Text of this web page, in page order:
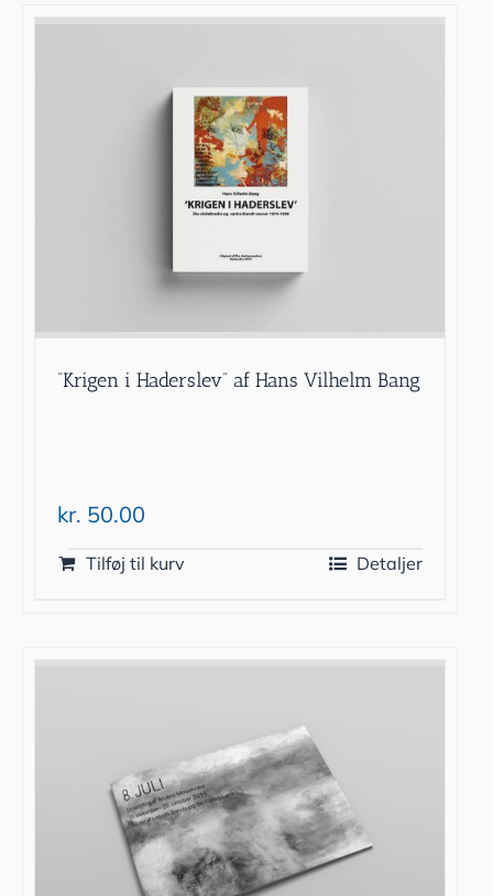
“Krigen i Haderslev” af Hans Vilhelm Bang
kr. 50.00
Tilføj til kurv Detaljer